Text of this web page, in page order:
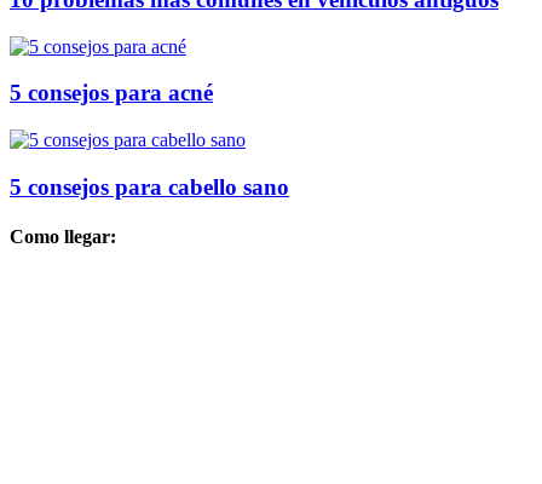
5 consejos para acné
5 consejos para cabello sano
Como llegar: